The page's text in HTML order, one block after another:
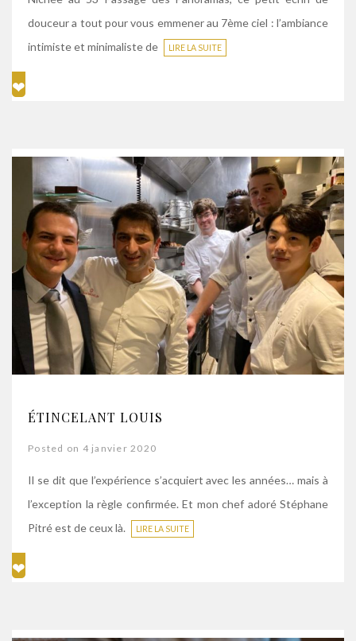
douceur a tout pour vous emmener au 7ème ciel : l’ambiance
intimiste et minimaliste de
LIRE LA SUITE
ÉTINCELANT LOUIS
Posted on 4 janvier 2020
Il se dit que l’expérience s’acquiert avec les années… mais à
l’exception la règle confirmée. Et mon chef adoré Stéphane
Pitré est de ceux là.
LIRE LA SUITE